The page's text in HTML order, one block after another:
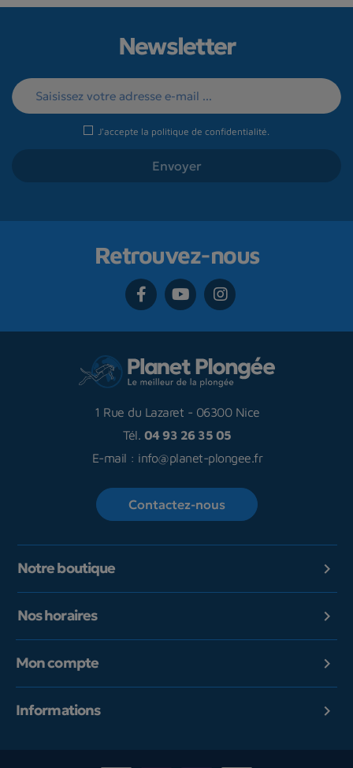
Newsletter
J'accepte la politique de confidentialité.
Retrouvez-nous
1 Rue du Lazaret - 06300 Nice
Tél. 04 93 26 35 05
E-mail : info@planet-plongee.fr
Contactez-nous
Notre boutique 
Nos horaires 
Mon compte 
Informations 